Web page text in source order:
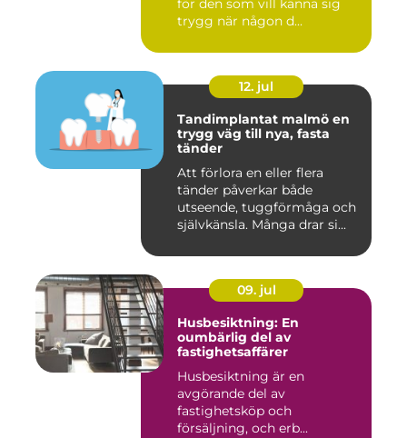
för den som vill känna sig
trygg när någon d...
12. jul
Tandimplantat malmö en
trygg väg till nya, fasta
tänder
Att förlora en eller flera
tänder påverkar både
utseende, tuggförmåga och
självkänsla. Många drar si...
09. jul
Husbesiktning: En
oumbärlig del av
fastighetsaffärer
Husbesiktning är en
avgörande del av
fastighetsköp och
försäljning, och erb...